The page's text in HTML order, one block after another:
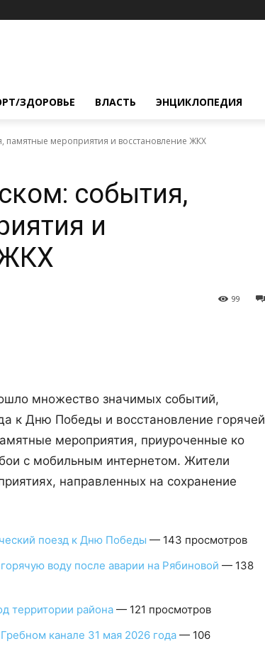
ЗДОРОВЬЕ ВЛАСТЬ ЭНЦИКЛОПЕДИЯ
памятные мероприятия и восстановление ЖКХ
события,
и
99
множество значимых событий,
к Дню Победы и восстановление горячей
мероприятия, приуроченные ко
с мобильным интернетом. Жители
направленных на сохранение
поезд к Дню Победы — 143 просмотров
воду после аварии на Рябиновой — 138
территории района — 121 просмотров
канале 31 мая 2026 года — 106